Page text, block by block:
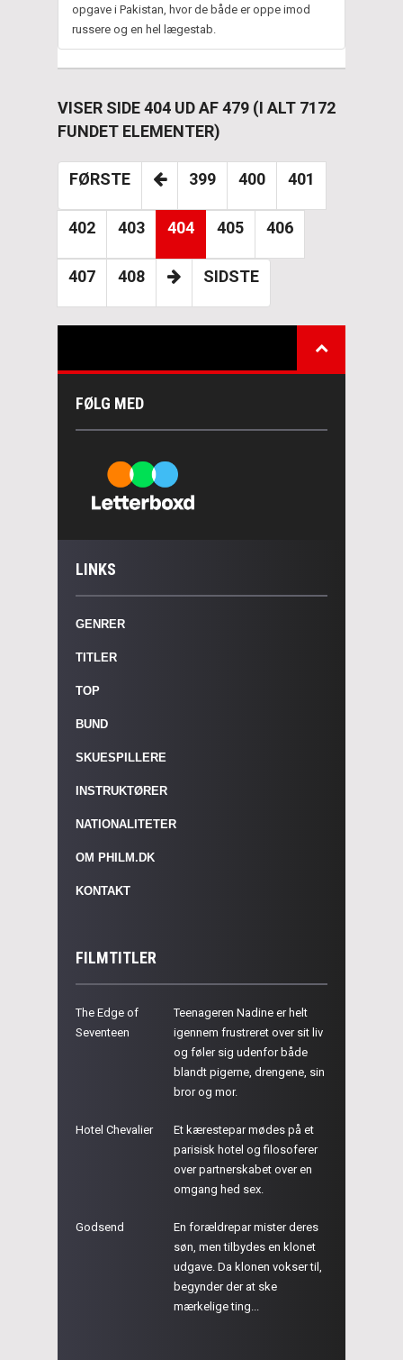
opgave i Pakistan, hvor de både er oppe imod
russere og en hel lægestab.
VISER SIDE 404 UD AF 479 (I ALT 7172
FUNDET ELEMENTER)
FØRSTE 399 400 401
402 403 404 405 406
407 408 SIDSTE
FØLG MED
LINKS
GENRER
TITLER
TOP
BUND
SKUESPILLERE
INSTRUKTØRER
NATIONALITETER
OM PHILM.DK
KONTAKT
FILMTITLER
The Edge of
Seventeen
Teenageren Nadine er helt
igennem frustreret over sit liv
og føler sig udenfor både
blandt pigerne, drengene, sin
bror og mor.
Hotel Chevalier
Et kærestepar mødes på et
parisisk hotel og filosoferer
over partnerskabet over en
omgang hed sex.
Godsend
En forældrepar mister deres
søn, men tilbydes en klonet
udgave. Da klonen vokser til,
begynder der at ske
mærkelige ting...